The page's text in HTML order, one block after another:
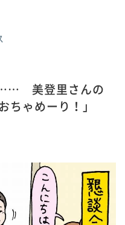
…… 美登里さんの
ゃめーり！」